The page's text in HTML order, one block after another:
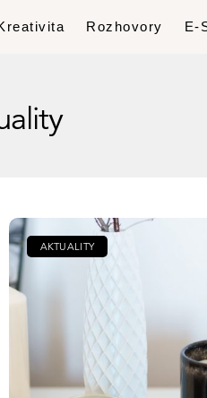
Rozhovory E-
AKTUALITY